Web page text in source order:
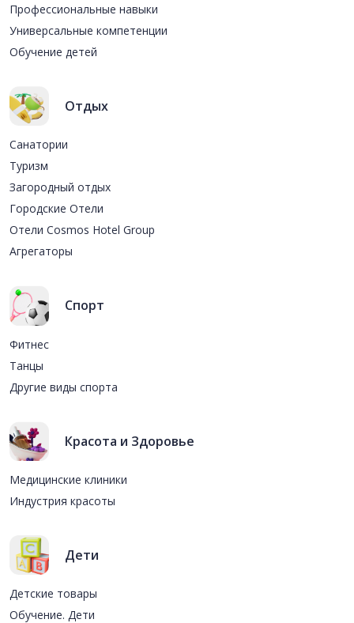
Профессиональные навыки
Универсальные компетенции
Обучение детей
Отдых
Санатории
Туризм
Загородный отдых
Городские Отели
Отели Cosmos Hotel Group
Агрегаторы
Спорт
Фитнес
Танцы
Другие виды спорта
Красота и Здоровье
Медицинские клиники
Индустрия красоты
Дети
Детские товары
Обучение. Дети